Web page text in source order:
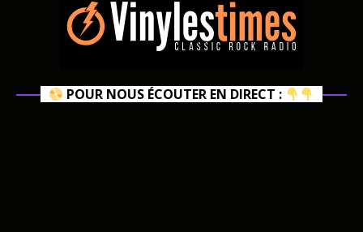
POUR NOUS ÉCOUTER EN DIRECT :